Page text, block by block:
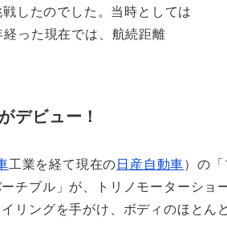
したのでした。当時としては
った現在では、航続距離
デビュー！
工業を経て現在の日産自動車）の
チブル」が、トリノモーターショ
リングを手がけ、ボディのほとん